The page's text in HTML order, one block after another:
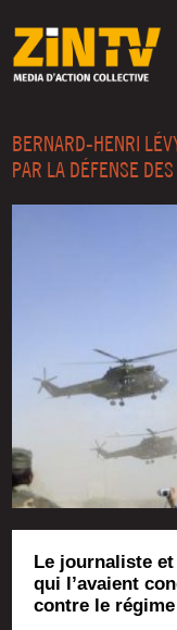
BERNARD-HENRI
PAR LA DÉFENSE
Le journaliste
qui l’avaient
contre le